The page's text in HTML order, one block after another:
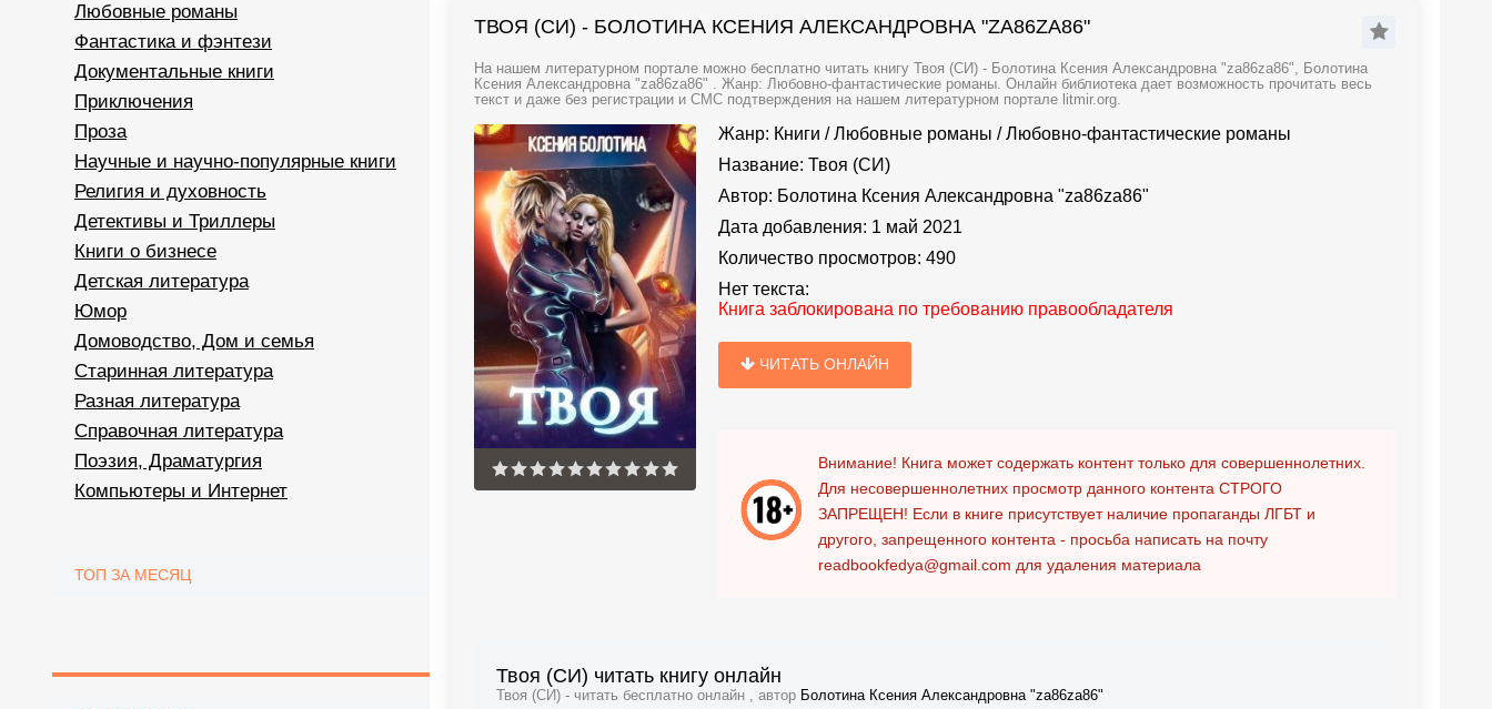
ТВОЯ (СИ) - БОЛОТИНА КСЕНИЯ АЛЕКСАНДРОВНА "ZA86ZA86"
На нашем литературном портале можно бесплатно читать книгу Твоя (СИ) - Болотина Ксения Александровна "za86za86", Болотина
Ксения Александровна "za86za86" . Жанр: Любовно-фантастические романы. Онлайн библиотека дает возможность прочитать весь
текст и даже без регистрации и СМС подтверждения на нашем литературном портале litmir.org.
Жанр: Книги /Любовные романы /Любовно-фантастические романы
Название: Твоя (СИ)
Автор: Болотина Ксения Александровна "za86za86"
Дата добавления: 1 май 2021
Количество просмотров: 490
Нет текста:
Книга заблокирована по требованию правообладателя
ЧИТАТЬ ОНЛАЙН
Внимание! Книга может содержать контент только для совершеннолетних.
Для несовершеннолетних просмотр данного контента СТРОГО
ЗАПРЕЩЕН! Если в книге присутствует наличие пропаганды ЛГБТ и
другого, запрещенного контента - просьба написать на почту
readbookfedya@gmail.com для удаления материала
Твоя (СИ) читать книгу онлайн
Твоя (СИ) - читать бесплатно онлайн , автор Болотина Ксения Александровна "za86za86"
Любовные романы
Фантастика и фэнтези
Документальные книги
Приключения
Проза
Научные и научно-популярные книги
Религия и духовность
Детективы и Триллеры
Книги о бизнесе
Детская литература
Юмор
Домоводство, Дом и семья
Старинная литература
Разная литература
Справочная литература
Поэзия, Драматургия
Компьютеры и Интернет
ТОП ЗА МЕСЯЦ